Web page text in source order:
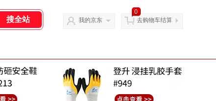
我的京东
0
去购物车结算